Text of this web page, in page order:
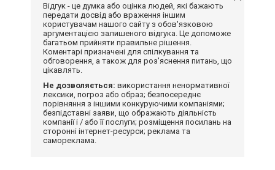
Відгук - це думка або оцінка людей, які бажають
передати досвід або враження іншим
користувачам нашого сайту з обов'язковою
аргументацією залишеного відгука. Це допоможе
багатьом прийняти правильне рішення.
Коментарі призначені для спілкування та
обговорення, а також для роз'яснення питань, що
цікавлять.
Не дозволяється: використання ненормативної
лексики, погроз або образ; безпосереднє
порівняння з іншими конкуруючими компаніями;
безпідставні заяви, що ображають діяльність
компанії і / або її послуги; розміщення посилань на
сторонні інтернет-ресурси; реклама та
самореклама.